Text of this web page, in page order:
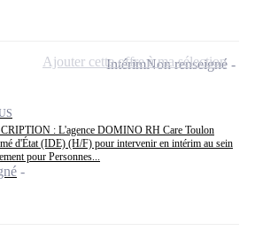
: L'agence DOMINO RH Care Toulon
d'État (IDE) (H/F) pour intervenir en intérim au sein
pour Personnes...
IntérimNon renseigné
Ajouter cette offre à ma sélection